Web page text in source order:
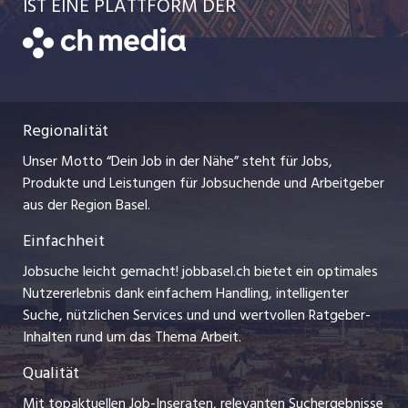
Temporäre Jobs
Lehrstellen
Ferienjobs
Management / Kader-Jobs
Arbeitgeber
Jobline
Datenschutzerklärung
Impressum
Stellenmeldepflicht
Bewerber-Cockpit
jobbern.ch
zentraljob.ch
myjob.ch
jobzüri.ch
ajourjob.ch
bzbasel.ch
CH Media
IST EINE PLATTFORM DER
Regionalität
Unser Motto “Dein Job in der Nähe” steht für Jobs,
Produkte und Leistungen für Jobsuchende und Arbeitgeber
aus der Region Basel.
Einfachheit
Jobsuche leicht gemacht! jobbasel.ch bietet ein optimales
Nutzererlebnis dank einfachem Handling, intelligenter
Suche, nützlichen Services und und wertvollen Ratgeber-
Inhalten rund um das Thema Arbeit.
Qualität